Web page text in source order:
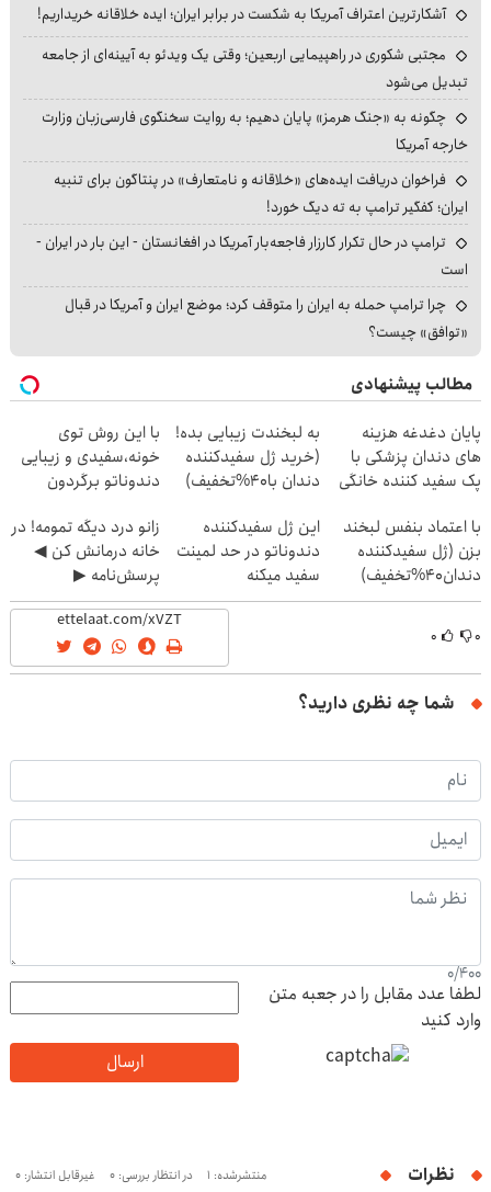
آشکارترین اعتراف آمریکا به شکست در برابر ایران؛ ایده خلاقانه خریداریم!
مجتبی شکوری در راهپیمایی اربعین؛ وقتی یک ویدئو به آیینه‌ای از جامعه
تبدیل می‌شود
چگونه به «جنگ هرمز» پایان دهیم؛ به روایت سخنگوی فارسی‌زبان وزارت
خارجه آمریکا
فراخوان دریافت ایده‌های «خلاقانه و نامتعارف» در پنتاگون برای تنبیه
ایران؛ کفگیر ترامپ به ته دیگ خورد!
ترامپ در حال تکرار کارزار فاجعه‌بار آمریکا در افغانستان - این بار در ایران -
است
چرا ترامپ حمله به ایران را متوقف کرد؛ موضع ایران و آمریکا در قبال
«توافق» چیست؟
مطالب پیشنهادی
پایان دغدغه هزینه
های دندان پزشکی با
پک سفید کننده خانگی
به لبخندت زیبایی بده!
(خرید ژل سفیدکننده
دندان با40%تخفیف)
با این روش توی
خونه،سفیدی و زیبایی
دندوناتو برگردون
با اعتماد بنفس لبخند
بزن (ژل سفیدکننده
دندان40%تخفیف)
این ژل سفیدکننده
دندوناتو در حد لمینت
سفید میکنه
(40%تخفیف)
زانو درد دیگه تمومه! در
خانه درمانش کن ◀
پرسش‌نامه ▶
۰ ۰
شما چه نظری دارید؟
0/400
لطفا عدد مقابل را در جعبه متن
وارد کنید
ارسال
نظرات منتشرشده: 1 در انتظار بررسی: 0 غیرقابل انتشار: 0